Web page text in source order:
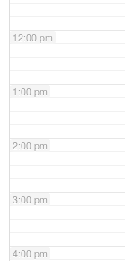
12:00 pm
1:00 pm
2:00 pm
3:00 pm
4:00 pm